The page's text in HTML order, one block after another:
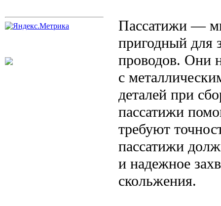
Пассатижи —
пригодный для
проводов. Они
с
деталей при
пассатижи
требуют
пассатижи
и надежное
скольжения.